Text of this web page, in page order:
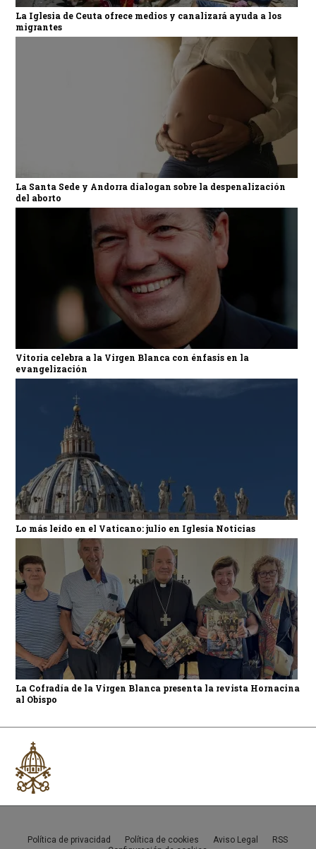
La Iglesia de Ceuta ofrece medios y canalizará ayuda a los
migrantes
La Santa Sede y Andorra dialogan sobre la despenalización
del aborto
Vitoria celebra a la Virgen Blanca con énfasis en la
evangelización
Lo más leído en el Vaticano: julio en Iglesia Noticias
La Cofradía de la Virgen Blanca presenta la revista Hornacina
al Obispo
Política de privacidad Política de cookies Aviso Legal
RSS